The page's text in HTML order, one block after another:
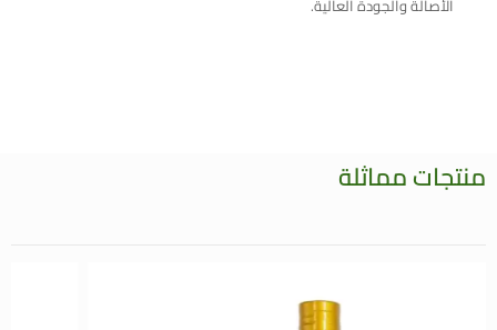
الأصالة والجودة العالية.
منتجات مماثلة